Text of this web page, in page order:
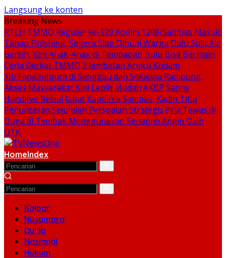
Langsung ke konten
Breaking News
RTLH TMMD Reguler ke-129 Kodim 1208/Sambas Masuki
Tahap Finishing, Segera Siap Dihuni Warga Dulu Sulit Air
Bersih, Kini Anak-Anak di Tempapan Hulu Bisa Bermain
Ceria Berkat TMMD 3 Jembatan Armco Kodam
XII/Tanjungpura di Sanggau dan Sekadau Rampung,
Akses Masyarakat Kini Lebih Mudah AKBP Sanny
Handityo Resmi Jabat Kapolres Sambas, Kadin Titip
Penuntasan Sejumlah Persoalan Strategis Pria Tewas di
Duga di Tembak Menggunakan Senapan Angin Oleh
OTK
HomeIndex
Kalbar
Nusantara
Dunia
Nasional
Hukum